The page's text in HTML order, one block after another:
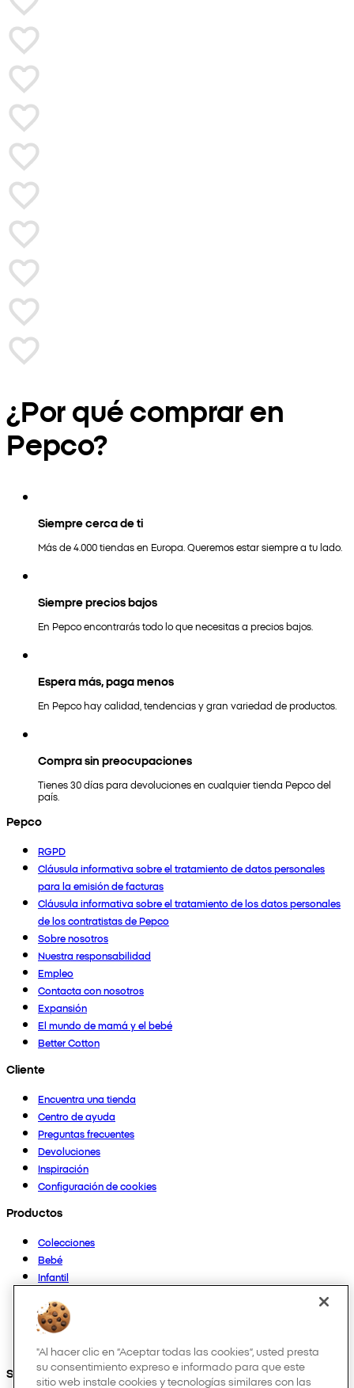
¿Por qué comprar en
Pepco?
Siempre cerca de ti
Más de 4.000 tiendas en Europa. Queremos estar siempre a tu lado.
Siempre precios bajos
En Pepco encontrarás todo lo que necesitas a precios bajos.
Espera más, paga menos
En Pepco hay calidad, tendencias y gran variedad de productos.
Compra sin preocupaciones
Tienes 30 días para devoluciones en cualquier tienda Pepco del
país.
Pepco
RGPD
Cláusula informativa sobre el tratamiento de datos personales
para la emisión de facturas
Cláusula informativa sobre el tratamiento de los datos personales
de los contratistas de Pepco
Sobre nosotros
Nuestra responsabilidad
Empleo
Contacta con nosotros
Expansión
El mundo de mamá y el bebé
Better Cotton
Cliente
Encuentra una tienda
Centro de ayuda
Preguntas frecuentes
Devoluciones
Inspiración
Configuración de cookies
Productos
Colecciones
Bebé
Infantil
Mujer
Hombre
Otros
Síguenos en:
"Al hacer clic en “Aceptar todas las cookies”, usted presta
su consentimiento expreso e informado para que este
sitio web instale cookies y tecnologías similares con las